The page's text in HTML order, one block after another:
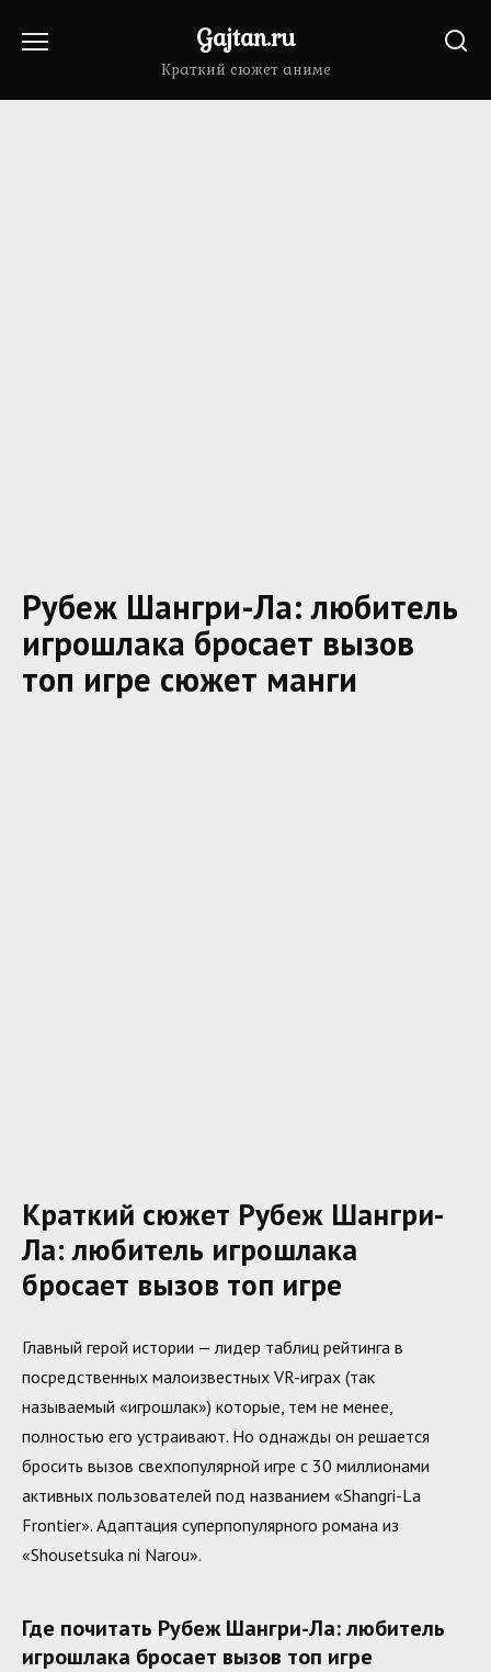
Gajtan.ru
Краткий сюжет аниме
Рубеж Шангри-Ла: любитель
игрошлака бросает вызов
топ игре сюжет манги
Краткий сюжет Рубеж Шангри-
Ла: любитель игрошлака
бросает вызов топ игре
Главный герой истории — лидер таблиц рейтинга в
посредственных малоизвестных VR-играх (так
называемый «игрошлак») которые, тем не менее,
полностью его устраивают. Но однажды он решается
бросить вызов свехпопулярной игре с 30 миллионами
активных пользователей под названием «Shangri-La
Frontier». Адаптация суперпопулярного романа из
«Shousetsuka ni Narou».
Где почитать Рубеж Шангри-Ла: любитель
игрошлака бросает вызов топ игре